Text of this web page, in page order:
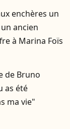
enchères un
ancien
à Marina Foïs
de Bruno
as été
ma vie"